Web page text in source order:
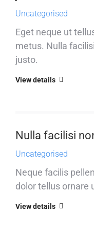
Uncategorised
Eget neque ut
metus. Nulla
justo.
View details
Nulla facilisi
Uncategorised
Neque facilis
dolor tellus ornare
View details